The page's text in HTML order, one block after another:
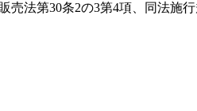
法第30条2の3第4項、同法施